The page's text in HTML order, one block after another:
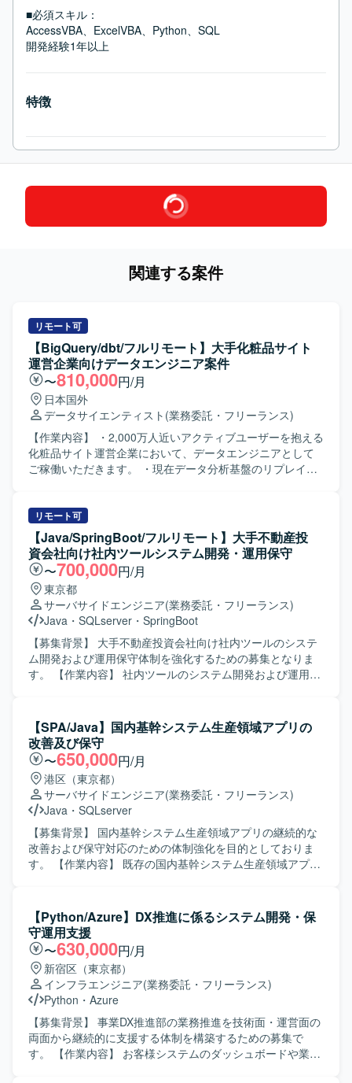
■必須スキル：
AccessVBA、ExcelVBA、Python、SQL
開発経験1年以上
特徴
関連する案件
リモート可
【BigQuery/dbt/フルリモート】大手化粧品サイト
運営企業向けデータエンジニア案件
〜810,000円/月
日本国外
データサイエンティスト (業務委託・フリーランス)
【作業内容】 ・2,000万人近いアクティブユーザーを抱える
化粧品サイト運営企業において、データエンジニアとして
ご稼働いただきます。 ・現在データ分析基盤のリプレイス
【ポジションの魅力】 ・フルリモート案件ですので、リラ
ックスした状態で勤務することができます。 ・複数名が参
画しており、参画中の技術者様からも稼働が安定していて
働きやすいとお話を伺っております。 【開発環境】 ・
BigQuery ・Docker ・dbt ・Composer ・GitHub
リモート可
【Java/SpringBoot/フルリモート】大手不動産投
資会社向け社内ツールシステム開発・運用保守
〜700,000円/月
東京都
サーバサイドエンジニア(業務委託・フリーランス)
Java ・ SQLserver ・ SpringBoot
【募集背景】 大手不動産投資会社向け社内ツールのシステ
ム開発および運用保守体制を強化するための募集となりま
す。 【作業内容】 社内ツールのシステム開発および運用保
フォーマンス監視、異常発生時の対応、バージョンアップ
対応などを行っていただきます。また、関連システムのデ
ータ移行対応にも携わっていただきます。リーダーのサポ
ートポジションとして、状況に応じて主体的に動いていた
だきます。 【求める人物像】 基本設計以降の工程を自走し
て遂行できる方を求めております。チームメンバーやリー
ダーと連携しながらも、自ら課題を発見し主体的に対応で
きる方、コミュニケーションを取りながら柔軟に業務を進
められる方にマッチするポジションです。 【ポジションの
魅力】 大手企業向けシステムの開発から運用保守まで一貫
のため、リーダーのサポートをしながら設計・開発・運用
まで幅広い経験を積むことができます。 【開発環境】
Java、SpringBoot、SQLを用いたWebシステムの開発環境
となります。一部でPythonを利用したシステムも存在して
おり、スキルに応じて担当いただく可能性があります。
【SPA/Java】国内基幹システム生産領域アプリの
改善及び保守
〜650,000円/月
港区（東京都）
サーバサイドエンジニア(業務委託・フリーランス)
Java ・ SQLserver
【募集背景】 国内基幹システム生産領域アプリの継続的な
改善および保守対応のための体制強化を目的としておりま
す。 【作業内容】 既存の国内基幹システム生産領域アプリ
機能改善や不具合改修、パフォーマンス改善などを行い、
継続的なシステム品質および利便性の向上を図っていただ
きます。 【求める人物像】 関係者と円滑にコミュニケーシ
ョンを取りながら業務を進められる方を求めております。
前向きかつ柔軟な思考で、既存システムの改善点を自ら検
討し、主体的に提案・実行いただける方にご活躍いただけ
る環境です。 【ポジションの魅力】 国内基幹システムの中
核となる生産領域アプリケーションに携わることで、業務
理解と技術スキルの双方をバランス良く高めることができ
ます。要件定義から保守まで幅広い工程に関わるため、上
【Python/Azure】DX推進に係るシステム開発・保
守運用支援
〜630,000円/月
新宿区（東京都）
インフラエンジニア(業務委託・フリーランス)
Python ・ Azure
【募集背景】 事業DX推進部の業務推進を技術面・運営面の
両面から継続的に支援する体制を構築するための募集で
す。 【作業内容】 お客様システムのダッシュボードや業務